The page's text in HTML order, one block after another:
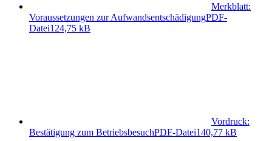
Merkblatt:
Voraussetzungen zur AufwandsentschädigungPDF-
Datei124,75 kB
Vordruck:
Bestätigung zum BetriebsbesuchPDF-Datei140,77 kB